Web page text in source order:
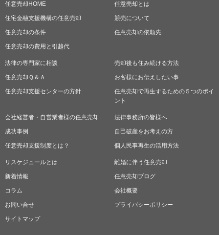
2014年4月22日
横浜市・川崎市で任意売却を検討されるお客様へ
任意売却HOME 任意売却とは
住宅金融支援機構の任意売却 競売について
任意売却の条件 任意売却の依頼先
任意売却の費用と引越代
法律の専門家に相談 売却後も住み続ける方法
任意売却Ｑ＆Ａ お客様にお伝えしたい事
任意売却支援センターの方針
任意売却で再生するための５つのポイ
ント
会社経営者・自営業者様の任意売却 法律事務所の皆様へ
成功事例 自己破産をお考えの方
任意売却支援制度とは？ 個人民事再生の活用方法
リスケジュールとは 離婚に伴う任意売却
新着情報 任意売却ブログ
コラム 会社概要
お問い合せ プライバシーポリシー
サイトマップ